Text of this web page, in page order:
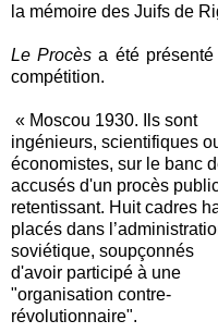
la mémoire des Juifs de
Le Procèsa été
compétition.
« Moscou 1930. Ils sont
ingénieurs, scientifiques
économistes, sur le banc
accusés d'un procès
retentissant. Huit cadres
placés dans
soviétique, soupçonnés
d'avoir participé à une
"organisation contre-
révolutionnaire".